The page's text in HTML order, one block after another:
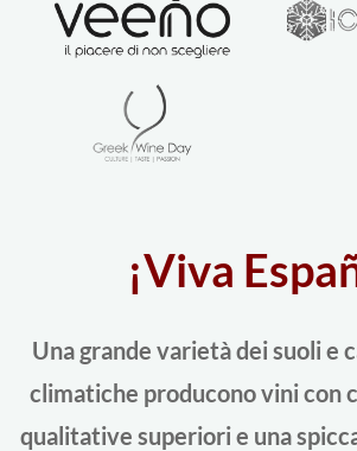
¡Viva
Una grande varietà dei suoli e
climatiche producono vini con
qualitative superiori e una